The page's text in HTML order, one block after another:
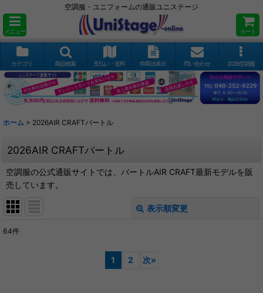
空調服・ユニフォームの通販ユニステージ
メニュー カート
カテゴリ 商品検索 支払い・送料 特商法表示 問い合わせ 2026空調服
ホーム > 2026AIR CRAFTバートル
2026AIR CRAFTバートル
空調服の公式通販サイトでは、バートルAIR CRAFT最新モデルを販
売しています。
表示順変更
サブカテゴリ
64件
1 2 次»